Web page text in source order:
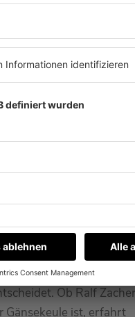
BRUST ODER
uns, für was er sich
Ob Ralf
Gänsekeule ist, erfahrt